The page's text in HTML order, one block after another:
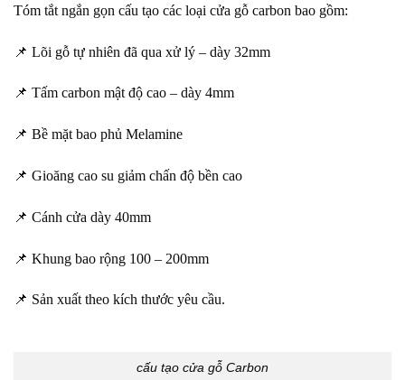
Tóm tắt ngắn gọn cấu tạo các loại cửa gỗ carbon bao gồm:
📌 Lõi gỗ tự nhiên đã qua xử lý – dày 32mm
📌 Tấm carbon mật độ cao – dày 4mm
📌 Bề mặt bao phủ Melamine
📌 Gioăng cao su giảm chấn độ bền cao
📌 Cánh cửa dày 40mm
📌 Khung bao rộng 100 – 200mm
📌 Sản xuất theo kích thước yêu cầu.
cấu tạo cửa gỗ Carbon